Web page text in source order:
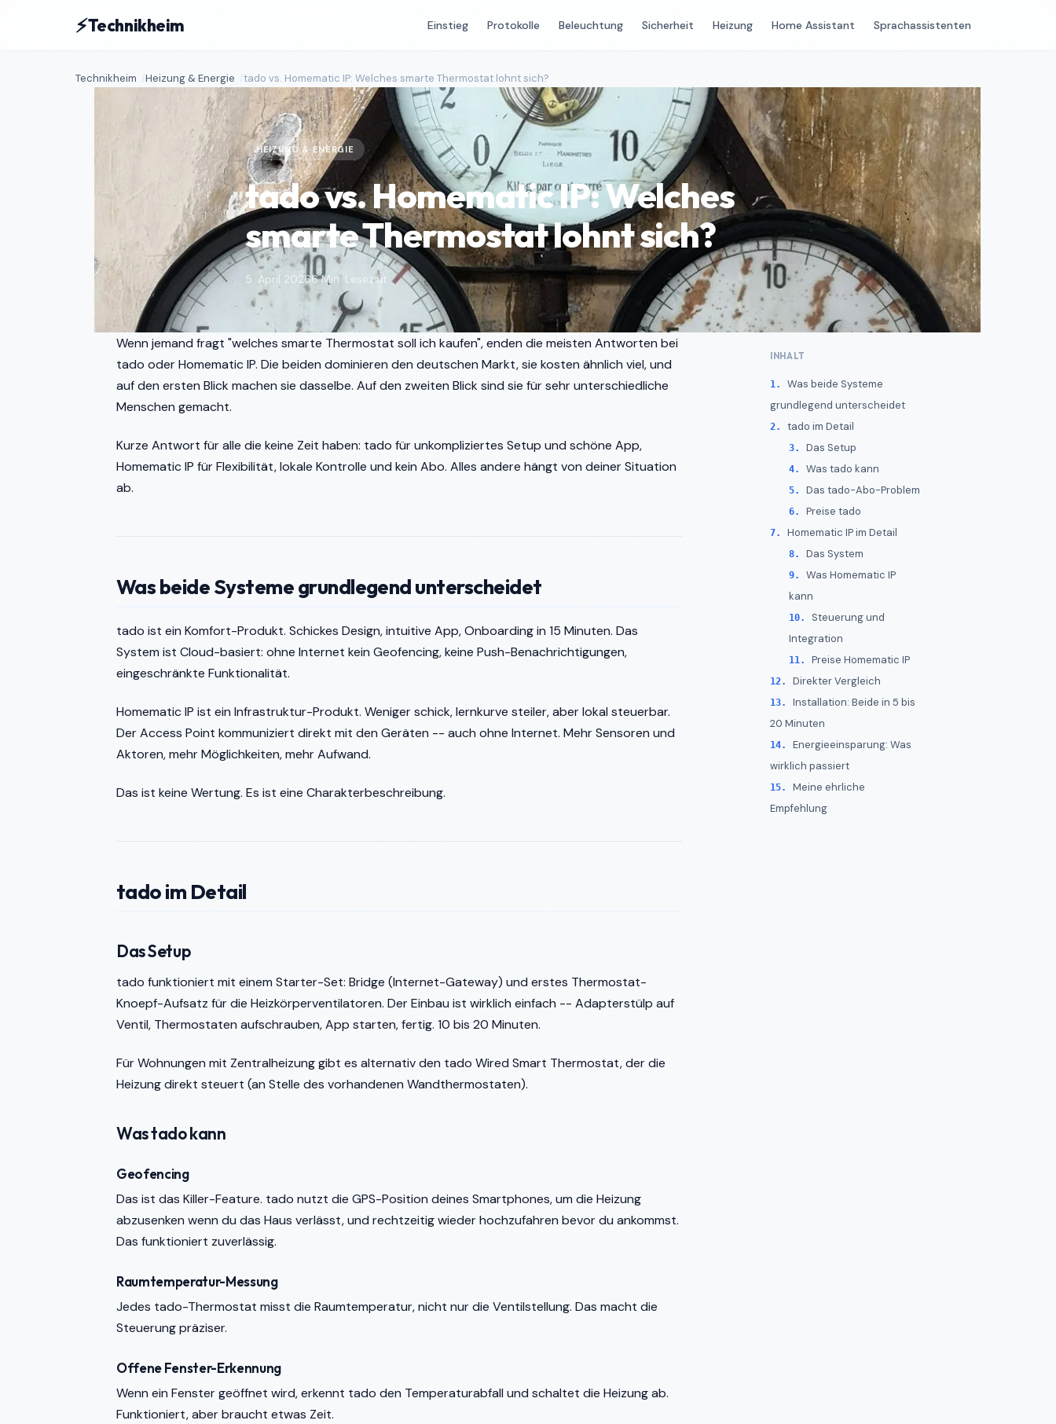
⚡Technikheim Einstieg Protokolle Beleuchtung Sicherheit Heizung Home Assistant Sprachassistenten
Technikheim Heizung & Energie tado vs. Homematic IP: Welches smarte Thermostat lohnt sich?
HEIZUNG & ENERGIE
tado vs. Homematic IP: Welches
smarte Thermostat lohnt sich?
5. April 20266 Min. Lesezeit
Wenn jemand fragt "welches smarte Thermostat soll ich kaufen", enden die meisten Antworten bei
tado oder Homematic IP. Die beiden dominieren den deutschen Markt, sie kosten ähnlich viel, und
auf den ersten Blick machen sie dasselbe. Auf den zweiten Blick sind sie für sehr unterschiedliche
Menschen gemacht.
Kurze Antwort für alle die keine Zeit haben: tado für unkompliziertes Setup und schöne App,
Homematic IP für Flexibilität, lokale Kontrolle und kein Abo. Alles andere hängt von deiner Situation
ab.
Was beide Systeme grundlegend unterscheidet
tado ist ein Komfort-Produkt. Schickes Design, intuitive App, Onboarding in 15 Minuten. Das
System ist Cloud-basiert: ohne Internet kein Geofencing, keine Push-Benachrichtigungen,
eingeschränkte Funktionalität.
Homematic IP ist ein Infrastruktur-Produkt. Weniger schick, lernkurve steiler, aber lokal steuerbar.
Der Access Point kommuniziert direkt mit den Geräten -- auch ohne Internet. Mehr Sensoren und
Aktoren, mehr Möglichkeiten, mehr Aufwand.
Das ist keine Wertung. Es ist eine Charakterbeschreibung.
tado im Detail
Das Setup
tado funktioniert mit einem Starter-Set: Bridge (Internet-Gateway) und erstes Thermostat-
Knoepf-Aufsatz für die Heizkörperventilatoren. Der Einbau ist wirklich einfach -- Adapterstülp auf
Ventil, Thermostaten aufschrauben, App starten, fertig. 10 bis 20 Minuten.
Für Wohnungen mit Zentralheizung gibt es alternativ den tado Wired Smart Thermostat, der die
Heizung direkt steuert (an Stelle des vorhandenen Wandthermostaten).
Was tado kann
Geofencing
Das ist das Killer-Feature. tado nutzt die GPS-Position deines Smartphones, um die Heizung
abzusenken wenn du das Haus verlässt, und rechtzeitig wieder hochzufahren bevor du ankommst.
Das funktioniert zuverlässig.
Raumtemperatur-Messung
Jedes tado-Thermostat misst die Raumtemperatur, nicht nur die Ventilstellung. Das macht die
Steuerung präziser.
Offene Fenster-Erkennung
Wenn ein Fenster geöffnet wird, erkennt tado den Temperaturabfall und schaltet die Heizung ab.
Funktioniert, aber braucht etwas Zeit.
INHALT
Was beide Systeme
grundlegend unterscheidet
tado im Detail
Das Setup
Was tado kann
Das tado-Abo-Problem
Preise tado
Homematic IP im Detail
Das System
Was Homematic IP
kann
Steuerung und
Integration
Preise Homematic IP
Direkter Vergleich
Installation: Beide in 5 bis
20 Minuten
Energieeinsparung: Was
wirklich passiert
Meine ehrliche
Empfehlung